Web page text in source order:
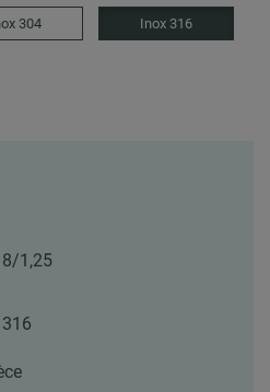
304 Inox 316
1,25
316